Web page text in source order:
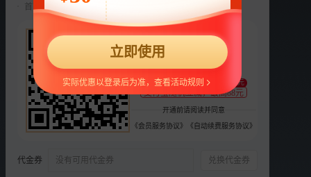
播放列表
00:50
预告
01:12
预告
首两月仅18元/月，第三月起自动续费22元/月，可随时取消。
22
支持 扫码支付
支付宝随机立减，最高88元
至少减1元
开通前请阅读并同意
《会员服务协议》 《自动续费服务协议》
代金券 没有可用代金券 兑换代金券
立即使用
实际优惠以登录后为准，查看活动规则